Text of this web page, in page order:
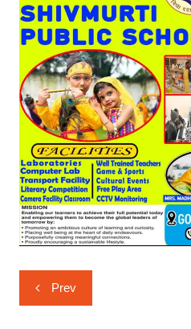
Post
navigation
Prev